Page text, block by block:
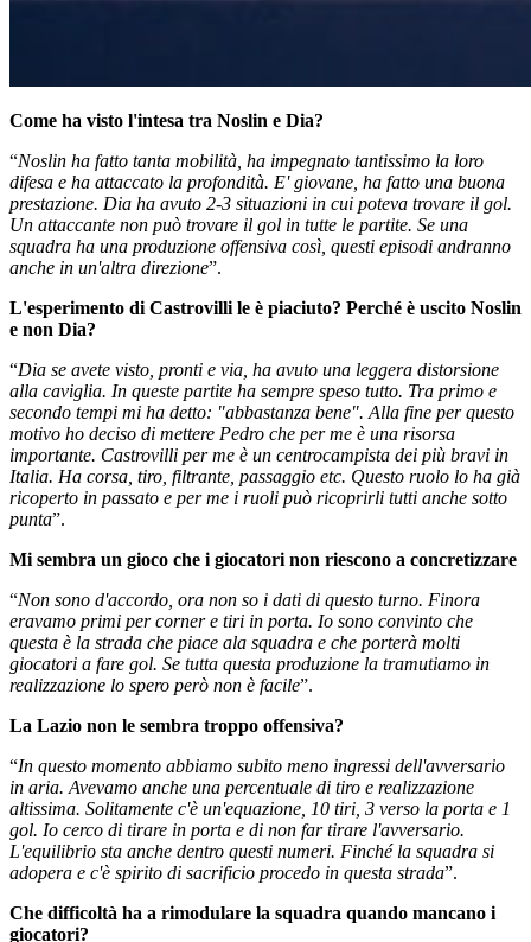
Come ha visto l'intesa tra Noslin e Dia?
“Noslin ha fatto tanta mobilità, ha impegnato tantissimo la loro
difesa e ha attaccato la profondità. E' giovane, ha fatto una buona
prestazione. Dia ha avuto 2-3 situazioni in cui poteva trovare il gol.
Un attaccante non può trovare il gol in tutte le partite. Se una
squadra ha una produzione offensiva così, questi episodi andranno
anche in un'altra direzione”.
L'esperimento di Castrovilli le è piaciuto? Perché è uscito Noslin
e non Dia?
“Dia se avete visto, pronti e via, ha avuto una leggera distorsione
alla caviglia. In queste partite ha sempre speso tutto. Tra primo e
secondo tempi mi ha detto: "abbastanza bene". Alla fine per questo
motivo ho deciso di mettere Pedro che per me è una risorsa
importante. Castrovilli per me è un centrocampista dei più bravi in
Italia. Ha corsa, tiro, filtrante, passaggio etc. Questo ruolo lo ha già
ricoperto in passato e per me i ruoli può ricoprirli tutti anche sotto
punta”.
Mi sembra un gioco che i giocatori non riescono a concretizzare
“Non sono d'accordo, ora non so i dati di questo turno. Finora
eravamo primi per corner e tiri in porta. Io sono convinto che
questa è la strada che piace ala squadra e che porterà molti
giocatori a fare gol. Se tutta questa produzione la tramutiamo in
realizzazione lo spero però non è facile”.
La Lazio non le sembra troppo offensiva?
“In questo momento abbiamo subito meno ingressi dell'avversario
in aria. Avevamo anche una percentuale di tiro e realizzazione
altissima. Solitamente c'è un'equazione, 10 tiri, 3 verso la porta e 1
gol. Io cerco di tirare in porta e di non far tirare l'avversario.
L'equilibrio sta anche dentro questi numeri. Finché la squadra si
adopera e c'è spirito di sacrificio procedo in questa strada”.
Che difficoltà ha a rimodulare la squadra quando mancano i
giocatori?